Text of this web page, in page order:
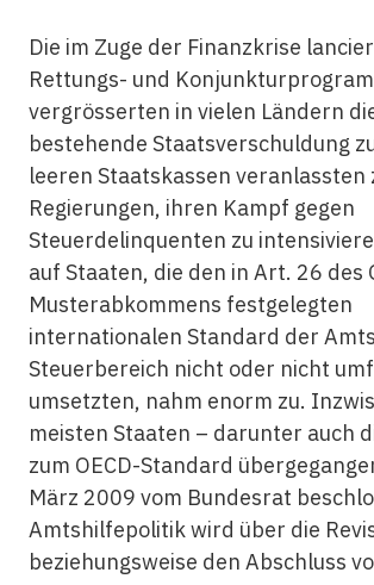
Die im Zuge der Finanzkrise
Rettungs- und
vergrösserten in vielen Ländern
bestehende Staatsverschuldung
leeren Staatskassen veranlassten
Regierungen, ihren Kampf gegen
Steuerdelinquenten zu
auf Staaten, die den in Art. 26 des
Musterabkommens festgelegten
internationalen Standard der
Steuerbereich nicht oder nicht
umsetzten, nahm enorm zu.
meisten Staaten – darunter auch
zum OECD-Standard
März 2009 vom Bundesrat
Amtshilfepolitik wird über die
beziehungsweise den Abschluss